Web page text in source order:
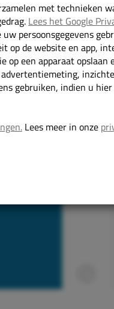
met technieken
Lees het Google
persoonsgegevens
op de website en app,
een apparaat opslaan
gebruiken, indien u
Lees meer in onze